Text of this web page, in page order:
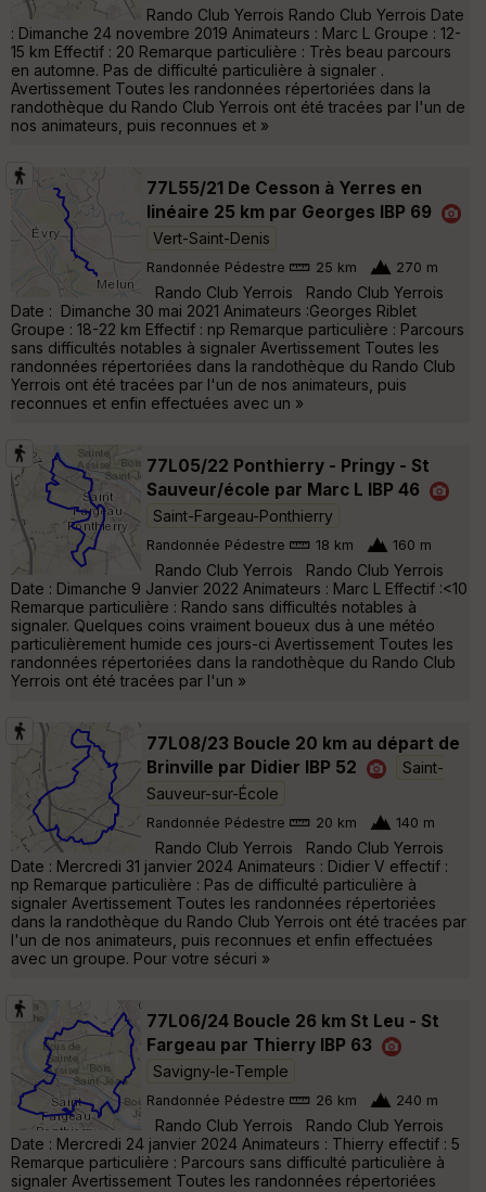
Rando Club Yerrois Rando Club Yerrois Date
: Dimanche 24 novembre 2019 Animateurs : Marc L Groupe : 12-
15 km Effectif : 20 Remarque particulière : Très beau parcours
en automne. Pas de difficulté particulière à signaler .
Avertissement Toutes les randonnées répertoriées dans la
randothèque du Rando Club Yerrois ont été tracées par l'un de
nos animateurs, puis reconnues et »
77L55/21 De Cesson à Yerres en
linéaire 25 km par Georges IBP 69
Vert-Saint-Denis
Randonnée Pédestre 25 km 270 m
Rando Club Yerrois Rando Club Yerrois
Date : Dimanche 30 mai 2021 Animateurs :Georges Riblet
Groupe : 18-22 km Effectif : np Remarque particulière : Parcours
sans difficultés notables à signaler Avertissement Toutes les
randonnées répertoriées dans la randothèque du Rando Club
Yerrois ont été tracées par l'un de nos animateurs, puis
reconnues et enfin effectuées avec un »
77L05/22 Ponthierry - Pringy - St
Sauveur/école par Marc L IBP 46
Saint-Fargeau-Ponthierry
Randonnée Pédestre 18 km 160 m
Rando Club Yerrois Rando Club Yerrois
Date : Dimanche 9 Janvier 2022 Animateurs : Marc L Effectif :<10
Remarque particulière : Rando sans difficultés notables à
signaler. Quelques coins vraiment boueux dus à une météo
particulièrement humide ces jours-ci Avertissement Toutes les
randonnées répertoriées dans la randothèque du Rando Club
Yerrois ont été tracées par l'un »
77L08/23 Boucle 20 km au départ de
Brinville par Didier IBP 52
Saint-
Sauveur-sur-École
Randonnée Pédestre 20 km 140 m
Rando Club Yerrois Rando Club Yerrois
Date : Mercredi 31 janvier 2024 Animateurs : Didier V effectif :
np Remarque particulière : Pas de difficulté particulière à
signaler Avertissement Toutes les randonnées répertoriées
dans la randothèque du Rando Club Yerrois ont été tracées par
l'un de nos animateurs, puis reconnues et enfin effectuées
avec un groupe. Pour votre sécuri »
77L06/24 Boucle 26 km St Leu - St
Fargeau par Thierry IBP 63
Savigny-le-Temple
Randonnée Pédestre 26 km 240 m
Rando Club Yerrois Rando Club Yerrois
Date : Mercredi 24 janvier 2024 Animateurs : Thierry effectif : 5
Remarque particulière : Parcours sans difficulté particulière à
signaler Avertissement Toutes les randonnées répertoriées